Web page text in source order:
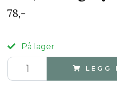
78,-
På lager
LEGG